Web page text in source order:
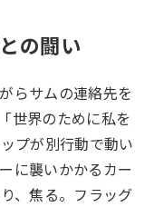
の闘い
らサムの連絡先を
世界のために私を
プが別行動で動い
に襲いかかるカー
、焦る。フラッグ